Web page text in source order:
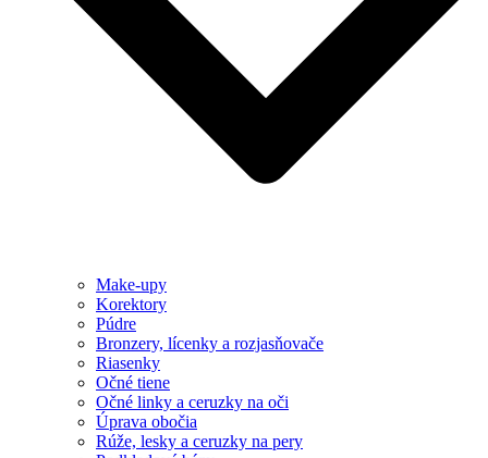
Make-upy
Korektory
Púdre
Bronzery, lícenky a rozjasňovače
Riasenky
Očné tiene
Očné linky a ceruzky na oči
Úprava obočia
Rúže, lesky a ceruzky na pery